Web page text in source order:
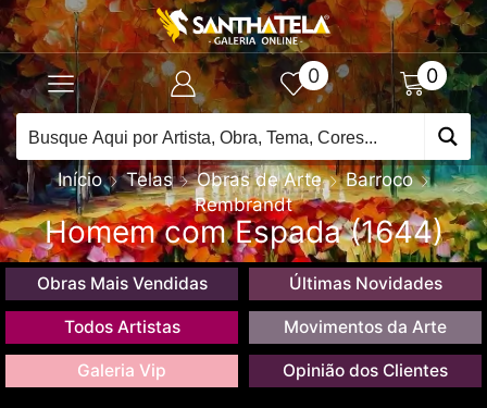
0 0
Início Telas Obras de Arte
Barroco
Rembrandt
Homem com Espada (1644)
Obras Mais Vendidas Últimas Novidades
Todos Artistas Movimentos da Arte
Galeria Vip Opinião dos Clientes